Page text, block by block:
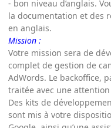
- bon niveau d’anglais.
la documentation et des
en anglais.
Mission :
Votre mission sera de
complet de gestion de
AdWords. Le backoffice,
traitée avec une
Des kits de
sont mis à votre